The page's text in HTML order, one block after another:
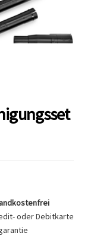
oder Debitkarte